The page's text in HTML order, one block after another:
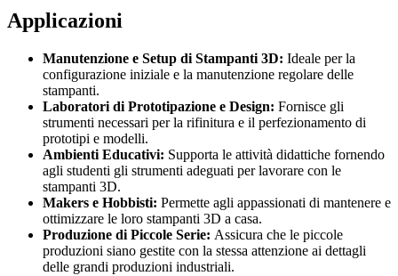
Applicazioni
Manutenzione e Setup di Stampanti 3D: Ideale per la
configurazione iniziale e la manutenzione regolare delle
stampanti.
Laboratori di Prototipazione e Design: Fornisce gli
strumenti necessari per la rifinitura e il perfezionamento di
prototipi e modelli.
Ambienti Educativi: Supporta le attività didattiche fornendo
agli studenti gli strumenti adeguati per lavorare con le
stampanti 3D.
Makers e Hobbisti: Permette agli appassionati di mantenere e
ottimizzare le loro stampanti 3D a casa.
Produzione di Piccole Serie: Assicura che le piccole
produzioni siano gestite con la stessa attenzione ai dettagli
delle grandi produzioni industriali.